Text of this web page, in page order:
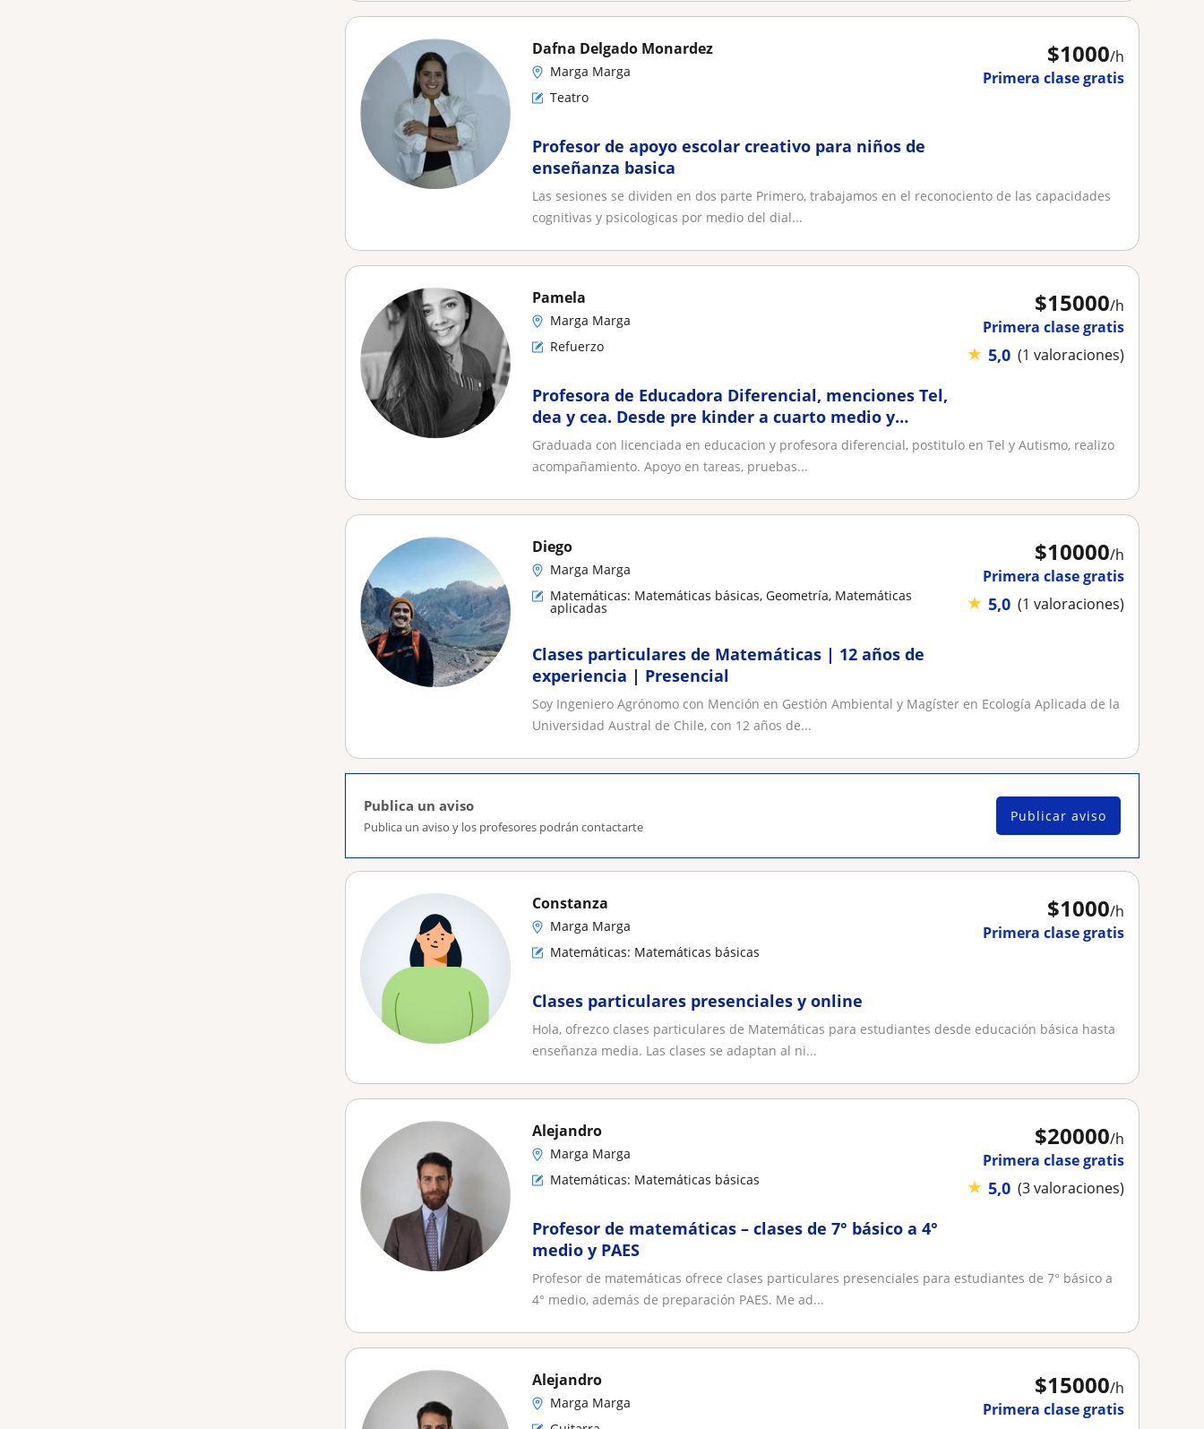
$1000/h
Primera clase gratis
Dafna Delgado Monardez
Marga Marga
Teatro
Profesor de apoyo escolar creativo para niños de
enseñanza basica
Las sesiones se dividen en dos parte Primero, trabajamos en el reconociento de las capacidades
cognitivas y psicologicas por medio del dial...
$15000/h
Primera clase gratis
★ 5,0 (1 valoraciones)
Pamela
Marga Marga
Refuerzo
Profesora de Educadora Diferencial, menciones Tel,
dea y cea. Desde pre kinder a cuarto medio y
universitario
Graduada con licenciada en educacion y profesora diferencial, postitulo en Tel y Autismo, realizo
acompañamiento. Apoyo en tareas, pruebas...
$10000/h
Primera clase gratis
★ 5,0 (1 valoraciones)
Diego
Marga Marga
Matemáticas: Matemáticas básicas, Geometría, Matemáticas
aplicadas
Clases particulares de Matemáticas | 12 años de
experiencia | Presencial
Soy Ingeniero Agrónomo con Mención en Gestión Ambiental y Magíster en Ecología Aplicada de la
Universidad Austral de Chile, con 12 años de...
Publica un aviso
Publica un aviso y los profesores podrán contactarte
Publicar aviso
$1000/h
Primera clase gratis
Constanza
Marga Marga
Matemáticas: Matemáticas básicas
Clases particulares presenciales y online
Hola, ofrezco clases particulares de Matemáticas para estudiantes desde educación básica hasta
enseñanza media. Las clases se adaptan al ni...
$20000/h
Primera clase gratis
★ 5,0 (3 valoraciones)
Alejandro
Marga Marga
Matemáticas: Matemáticas básicas
Profesor de matemáticas – clases de 7° básico a 4°
medio y PAES
Profesor de matemáticas ofrece clases particulares presenciales para estudiantes de 7° básico a
4° medio, además de preparación PAES. Me ad...
$15000/h
Primera clase gratis
Alejandro
Marga Marga